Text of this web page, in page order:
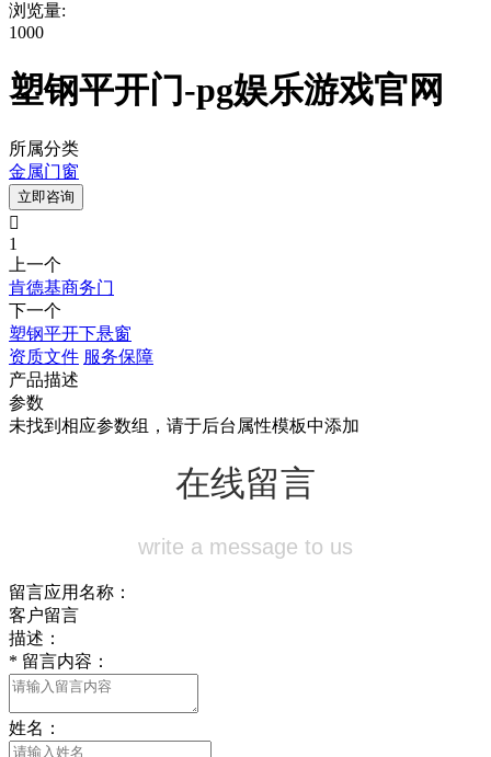
浏览量:
1000
塑钢平开门-pg娱乐游戏官网
所属分类
金属门窗
立即咨询

1
上一个
肯德基商务门
下一个
塑钢平开下悬窗
资质文件 服务保障
产品描述
参数
未找到相应参数组，请于后台属性模板中添加
在线留言
write a message to us
留言应用名称：
客户留言
描述：
* 留言内容：
姓名：